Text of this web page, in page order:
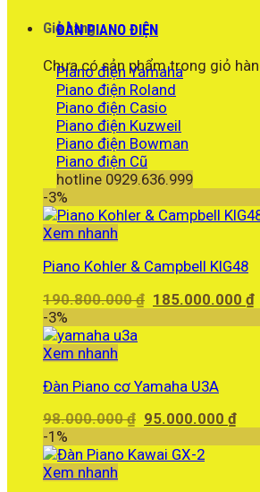
Giỏ hàng
Chưa có sản phẩm trong giỏ
ĐÀN PIANO ĐIỆN
Piano điện Yamaha
Piano điện Roland
Piano điện Casio
Piano điện Kuzweil
Piano điện Bowman
Piano điện Cũ
hotline 0929.636.999
-3%
Xem nhanh
Piano Kohler & Campbell KIG48
190.800.000₫ Giá
185.000.000₫
-3%
Xem nhanh
Đàn Piano cơ Yamaha U3A
98.000.000₫ Giá
là:
95.000.000₫Giá
-1%
Xem nhanh